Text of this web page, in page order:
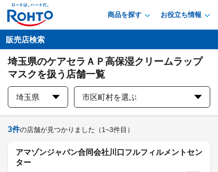
商品を探す お役立ち情報
販売店検索
埼玉県のケアセラＡＰ高保湿クリームラップ
マスクを扱う店舗一覧
埼玉県 市区町村を選ぶ
3件の店舗が見つかりました （1~3件目）
アマゾンジャパン合同会社川口フルフィルメントセン
ター